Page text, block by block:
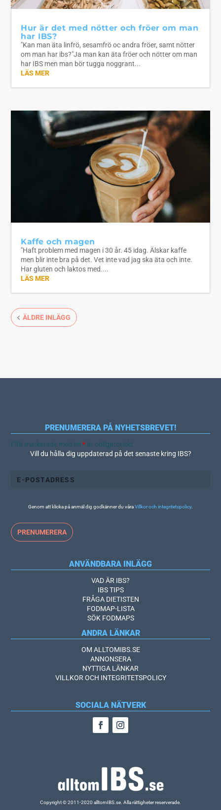
Hur är det med nötter och fröer om man
har IBS?
"Kan man äta linfrö, sesamfrö oc andra fröer, samt nötter
om man har ibs?"Ja man kan äta fröer och nötter om man
har IBS men man bör tugga noggrant...
LÄS MER
Kaffe och magen
"Haft problem med magen i 30 år. 45 idag. Älskar kaffe
men blir inte bra på det. Vet inte vad jag ska äta och inte.
Har gluten och laktos med....
LÄS MER
ÄLDRE INLÄGG
PRENUMERERA PÅ NYHETSBREVET!
Fält markerade med en* är obligatoriskt
Vill du hålla dig uppdaterad på det senaste kring IBS?
Genom att klicka på anmäl dig godkänner du våraVillkor och integritetspolicy.
ANVÄNDBARA INLÄGG
VAD ÄR IBS?
IBS TIPS
FRÅGA DIETISTEN
FODMAP-LISTA
SÖK FODMAPS
ANDRA LÄNKAR
OM ALLTOMIBS.SE
ANNONSERA
NYTTIGA LÄNKAR
VILLKOR OCH INTEGRITETSPOLICY
SOCIALA NÄTVERK
Copyright © 2011-2020 alltomIBS.se. Alla rättigheter reserverade.